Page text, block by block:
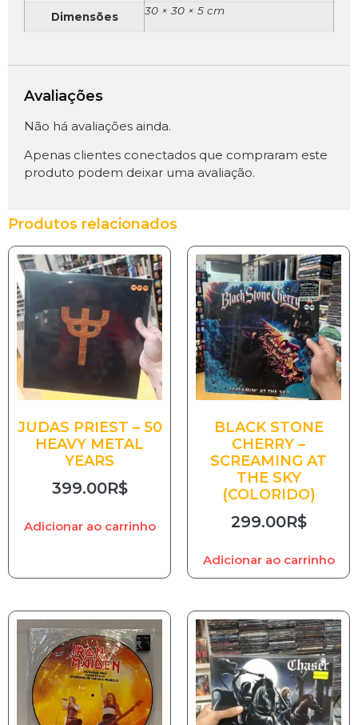
Dimensões 30 × 30 × 5 cm
Avaliações
Não há avaliações ainda.
Apenas clientes conectados que compraram este
produto podem deixar uma avaliação.
Produtos relacionados
JUDAS PRIEST – 50
HEAVY METAL
YEARS
399.00R$
Adicionar ao carrinho
BLACK STONE
CHERRY –
SCREAMING AT
THE SKY
(COLORIDO)
299.00R$
Adicionar ao carrinho